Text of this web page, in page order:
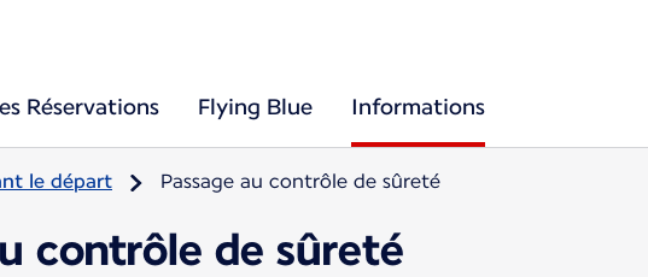
Réservations Flying Blue Informations
le départ Passage au contrôle de sûreté
contrôle de sûreté